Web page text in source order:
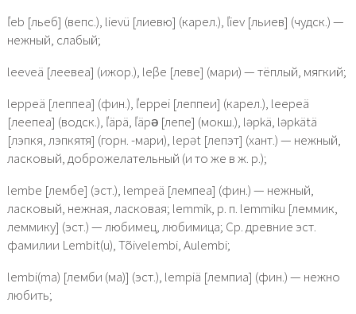
ľeb [льеб] (вепс.), lievü [лиевю] (карел.), ľiev [льиев] (чудск.) —
нежный, слабый;
leeveä [леевеа] (ижор.), leβe [леве] (мари) — тёплый, мягкий;
leppeä [леппеа] (фин.), ľeppei [леппеи] (карел.), leepeä
[леепеа] (водск.), ľäpä, ľäpǝ [лепе] (мокш.), ləpkä, ləpkätä
[лэпкя, лэпкятя] (горн. -мари), lepət [лепэт] (хант.) — нежный,
ласковый, доброжелательный (и то же в ж. р.);
lembe [лембе] (эст.), lempeä [лемпеа] (фин.) — нежный,
ласковый, нежная, ласковая; lemmik, р. п. lemmiku [леммик,
леммику] (эст.) — любимец, любимица; Ср. древние эст.
фамилии Lembit(u), Tõivelembi, Aulembi;
lembi(ma) [лемби (ма)] (эст.), lempiä [лемпиа] (фин.) — нежно
любить;